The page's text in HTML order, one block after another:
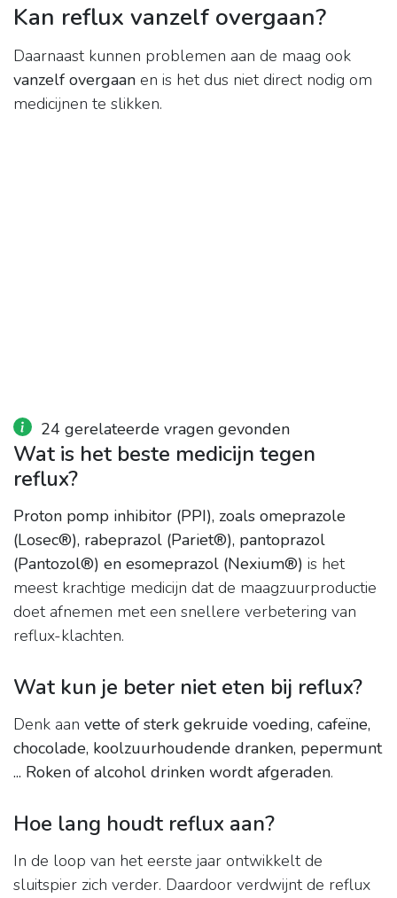
Kan reflux vanzelf overgaan?
Daarnaast kunnen problemen aan de maag ook
vanzelf overgaan en is het dus niet direct nodig om
medicijnen te slikken.
24 gerelateerde vragen gevonden
Wat is het beste medicijn tegen
reflux?
Proton pomp inhibitor (PPI), zoals omeprazole
(Losec®), rabeprazol (Pariet®), pantoprazol
(Pantozol®) en esomeprazol (Nexium®) is het
meest krachtige medicijn dat de maagzuurproductie
doet afnemen met een snellere verbetering van
reflux-klachten.
Wat kun je beter niet eten bij reflux?
Denk aan vette of sterk gekruide voeding, cafeïne,
chocolade, koolzuurhoudende dranken, pepermunt
... Roken of alcohol drinken wordt afgeraden.
Hoe lang houdt reflux aan?
In de loop van het eerste jaar ontwikkelt de
sluitspier zich verder. Daardoor verdwijnt de reflux